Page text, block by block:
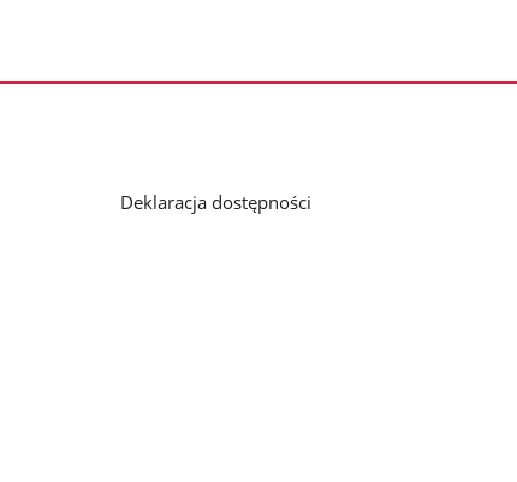
Deklaracja dostępności